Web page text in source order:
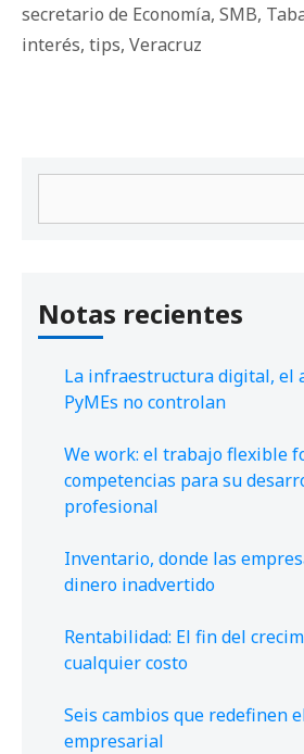
secretario de Economía, SMB,
interés, tips, Veracruz
Notas recientes
La infraestructura digital, el
PyMEs no controlan
We work: el trabajo flexible
competencias para su
profesional
Inventario, donde las
dinero inadvertido
Rentabilidad: El fin del
cualquier costo
Seis cambios que redefinen
empresarial